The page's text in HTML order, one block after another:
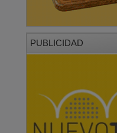
PUBLICIDAD